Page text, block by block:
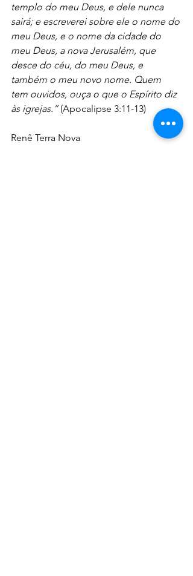
templo do meu Deus, e dele nunca
sairá; e escreverei sobre ele o nome do
meu Deus, e o nome da cidade do
meu Deus, a nova Jerusalém, que
desce do céu, do meu Deus, e
também o meu novo nome. Quem
tem ouvidos, ouça o que o Espírito diz
às igrejas.” (Apocalipse 3:11-13)
Renê Terra Nova